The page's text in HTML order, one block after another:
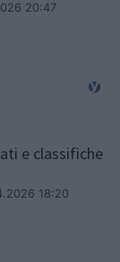
20:47
e classifiche
18:20